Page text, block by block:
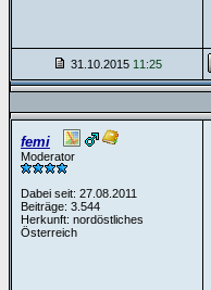
31.10.2015 11:25
femi
Moderator
Dabei seit: 27.08.2011
Beiträge: 3.544
Herkunft: nordöstliches
Österreich